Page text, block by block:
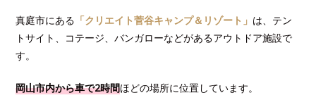
真庭市にある 「クリエイト菅谷キャンプ＆リゾート」 は、テン
トサイト、コテージ、バンガローなどがあるアウトドア施設で
す。
岡山市内から車で2時間ほどの場所に位置しています。